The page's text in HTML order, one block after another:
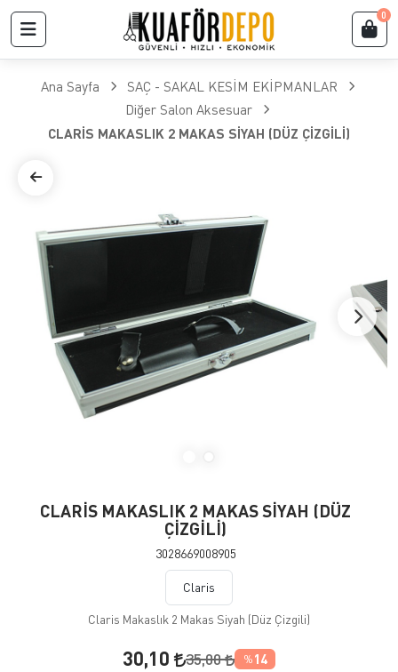
0
Ana Sayfa
SAÇ - SAKAL KESİM EKİPMANLAR
Diğer Salon Aksesuar
CLARİS MAKASLIK 2 MAKAS SİYAH (DÜZ ÇİZGİLİ)
CLARİS MAKASLIK 2 MAKAS SİYAH (DÜZ
ÇİZGİLİ)
3028669008905
Claris
Claris Makaslık 2 Makas Siyah (Düz Çizgili)
30,10 35,00 % 14